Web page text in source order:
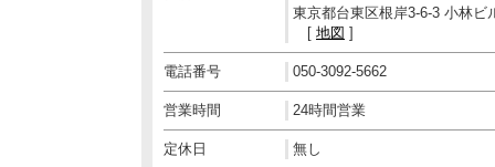
東京都台東区根岸3-6-3 小林ビ
[ 地図 ]
電話番号 050-3092-5662
営業時間 24時間営業
定休日 無し